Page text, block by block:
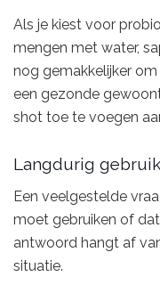
Als je kiest voor
mengen met water,
nog gemakkelijker
een gezonde
shot toe te voegen
Langdurig
Een veelgestelde
moet gebruiken of
antwoord hangt af
situatie.